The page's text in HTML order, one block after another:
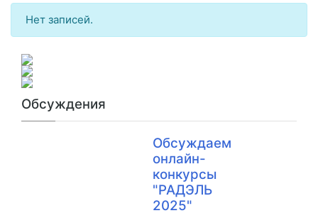
Нет записей.
Обсуждения
Обсуждаем
онлайн-
конкурсы
"РАДЭЛЬ
2025"